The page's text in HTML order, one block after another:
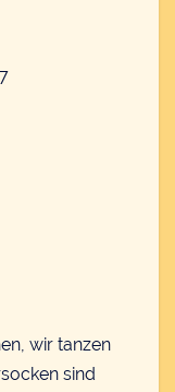
wir tanzen
sind